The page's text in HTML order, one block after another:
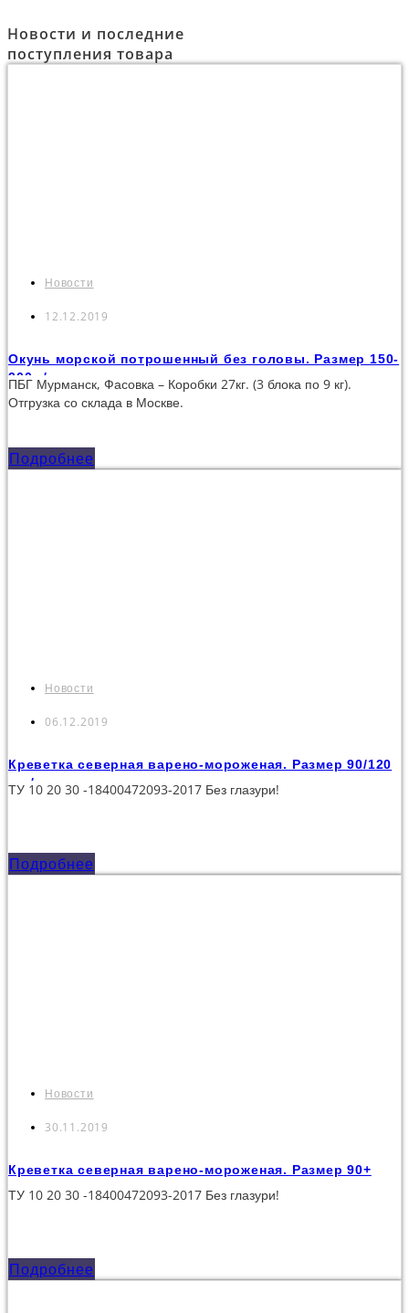
Новости и последние
поступления товара
Новости
12.12.2019
Окунь морской потрошенный без головы. Размер 150-
300 г/шт
ПБГ Мурманск, Фасовка – Коробки 27кг. (3 блока по 9 кг).
Отгрузка со склада в Москве.
Подробнее
Новости
06.12.2019
Креветка северная варено-мороженая. Размер 90/120
шт./кг.
ТУ 10 20 30 -18400472093-2017 Без глазури!
Подробнее
Новости
30.11.2019
Креветка северная варено-мороженая. Размер 90+
ТУ 10 20 30 -18400472093-2017 Без глазури!
Подробнее